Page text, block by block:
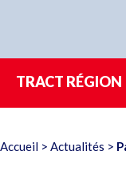
TRACT RÉGION
Accueil > Actualités >